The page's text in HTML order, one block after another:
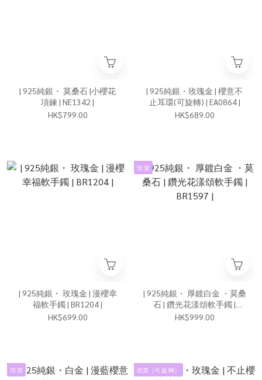
| 925純銀・ 莫桑石 |小櫻花
項鍊 | NE1342 |
HK$799.00
| 925純銀・玫瑰金 | 櫻意不
止耳環(可旋轉) | EA0864 |
HK$689.00
| 925純銀・ 玫瑰金 | 漫櫻幸
福軟手鐲 | BR1204 |
HK$699.00
現 貨
| 925純銀・ 厚鍍白金 ・莫桑
石 | 鑽光花漾頌軟手鐲 |
BR1597 |
HK$999.00
現 貨 現貨（可 旋 轉）